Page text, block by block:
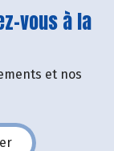
vous à la
et nos